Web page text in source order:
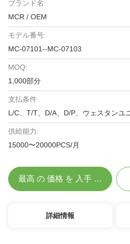
ブランド名:
MCR / OEM
モデル番号:
MC-07101--MC-07103
MOQ:
1,000部分
支払条件:
L/C、T/T、D/A、D/P、ウェスタンユ
供給能力:
15000〜20000PCS/月
最高 の 価格 を 入手 する
詳細情報